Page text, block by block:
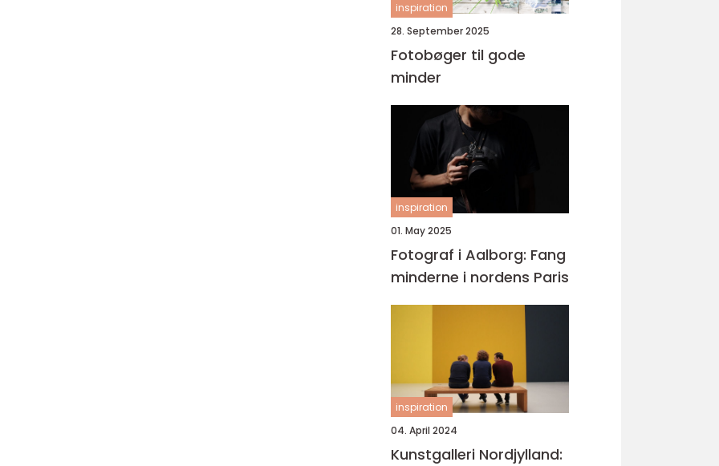
inspiration
28. September 2025
Fotobøger til gode
minder
inspiration
01. May 2025
Fotograf i Aalborg: Fang
minderne i nordens Paris
inspiration
04. April 2024
Kunstgalleri Nordjylland: